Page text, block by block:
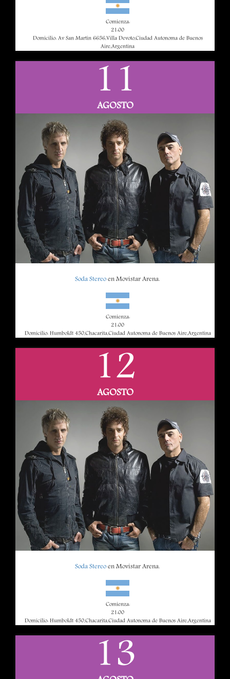
Comienza:
21:00
Domicilio: Av San Martin 6656,Villa Devoto,Ciudad Autonoma de Buenos
Aire,Argentina
11
AGOSTO
Soda Stereoen Movistar Arena.
Comienza:
21:00
Domicilio: Humboldt 450,Chacarita,Ciudad Autonoma de Buenos Aire,Argentina
12
AGOSTO
Soda Stereoen Movistar Arena.
Comienza:
21:00
Domicilio: Humboldt 450,Chacarita,Ciudad Autonoma de Buenos Aire,Argentina
13